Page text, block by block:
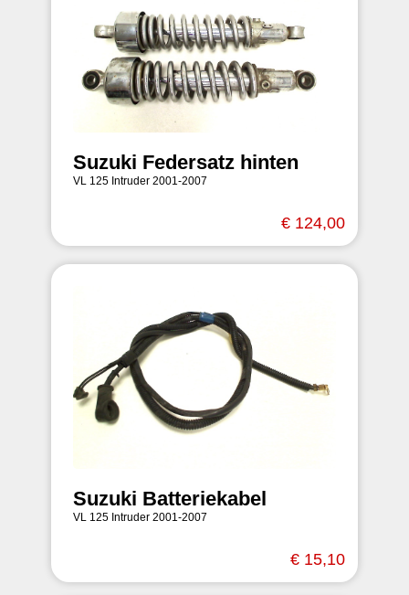
Suzuki Federsatz hinten
VL 125 Intruder 2001-2007
€ 124,00
Suzuki Batteriekabel
VL 125 Intruder 2001-2007
€ 15,10